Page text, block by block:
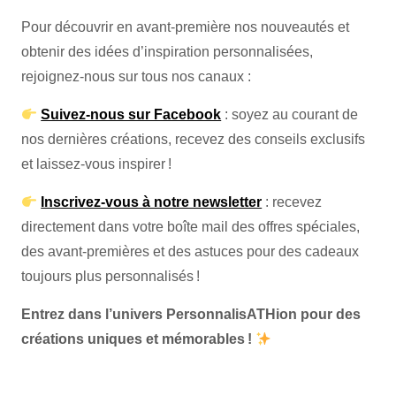
Pour découvrir en avant-première nos nouveautés et
obtenir des idées d’inspiration personnalisées,
rejoignez-nous sur tous nos canaux :
Suivez-nous sur Facebook : soyez au courant de
nos dernières créations, recevez des conseils exclusifs
et laissez-vous inspirer !
Inscrivez-vous à notre newsletter : recevez
directement dans votre boîte mail des offres spéciales,
des avant-premières et des astuces pour des cadeaux
toujours plus personnalisés !
Entrez dans l’univers PersonnalisATHion pour des
créations uniques et mémorables !